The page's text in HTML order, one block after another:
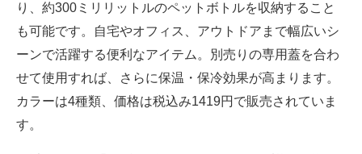
り、約300ミリリットルのペットボトルを収納すること
も可能です。自宅やオフィス、アウトドアまで幅広いシ
ーンで活躍する便利なアイテム。別売りの専用蓋を合わ
せて使用すれば、さらに保温・保冷効果が高まります。
カラーは4種類、価格は税込み1419円で販売されていま
す。